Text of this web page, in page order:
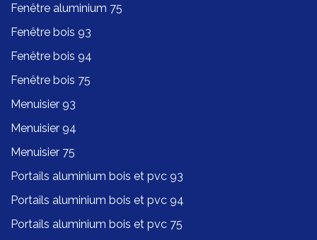
Fenêtre aluminium 75
Fenêtre bois 93
Fenêtre bois 94
Fenêtre bois 75
Menuisier 93
Menuisier 94
Menuisier 75
Portails aluminium bois et pvc 93
Portails aluminium bois et pvc 94
Portails aluminium bois et pvc 75